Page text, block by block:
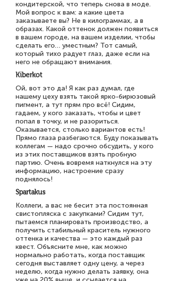
кондитерской, что теперь снова в моде.
Мой вопрос к вам: а какие цвета
заказываете вы? Не в килограммах, а в
образах. Какой оттенок должен появиться
в вашем городе, на вашем изделии, чтобы
сделать его… уместным? Тот самый,
который тихо радует глаз, даже если на
него не обращают внимания.
Kiberkot
Ой, вот это да! Я как раз думал, где
нашему цеху взять такой ярко-бирюзовый
пигмент, а тут прям про всё! Сидим,
гадаем, у кого заказать, чтобы и цвет
попал в точку, и не разориться.
Оказывается, столько вариантов есть!
Прямо глаза разбегаются. Буду показывать
коллегам — надо срочно обсудить, у кого
из этих поставщиков взять пробную
партию. Очень вовремя наткнулся на эту
информацию, настроение сразу
поднялось!
Spartakus
Коллеги, а вас не бесит эта постоянная
свистопляска с закупками? Сидим тут,
пытаемся планировать производство, а
получить стабильный краситель нужного
оттенка и качества — это каждый раз
квест. Объясните мне, как можно
нормально работать, когда поставщик
сегодня выставляет одну цену, а через
неделю, когда нужно делать заявку, она